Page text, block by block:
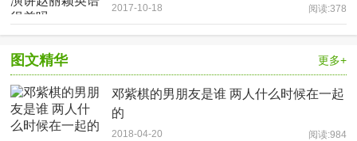
2017-10-18 阅读:378
图文精华 更多+
邓紫棋的男朋友是谁 两人什么时候在一起
的
2018-04-20 阅读:984